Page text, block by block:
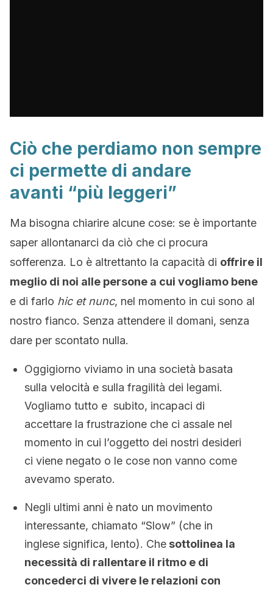
Ciò che perdiamo non sempre
ci permette di andare
avanti “più leggeri”
Ma bisogna chiarire alcune cose: se è importante
saper allontanarci da ciò che ci procura
sofferenza. Lo è altrettanto la capacità di offrire il
meglio di noi alle persone a cui vogliamo bene
e di farlo hic et nunc, nel momento in cui sono al
nostro fianco. Senza attendere il domani, senza
dare per scontato nulla.
Oggigiorno viviamo in una società basata
sulla velocità e sulla fragilità dei legami.
Vogliamo tutto e subito, incapaci di
accettare la frustrazione che ci assale nel
momento in cui l’oggetto dei nostri desideri
ci viene negato o le cose non vanno come
avevamo sperato.
Negli ultimi anni è nato un movimento
interessante, chiamato “Slow” (che in
inglese significa, lento). Che sottolinea la
necessità di rallentare il ritmo e di
concederci di vivere le relazioni con